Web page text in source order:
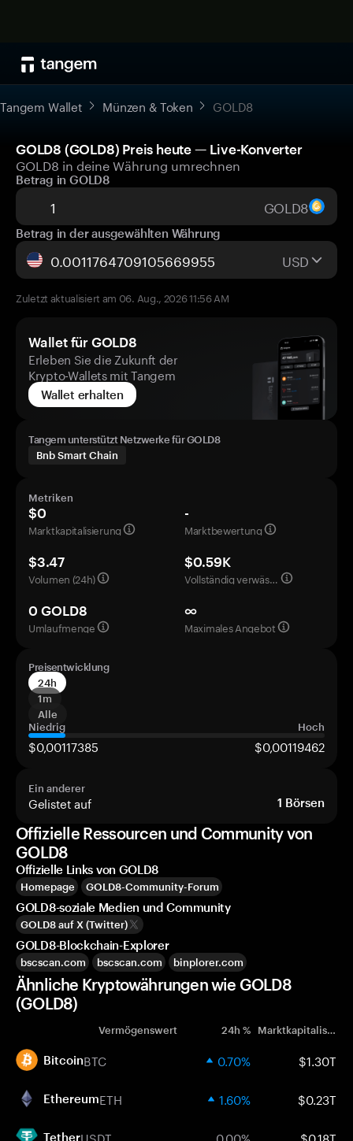
Tangem Wallet Münzen & Token GOLD8
GOLD8 (GOLD8) Preis heute — Live-Konverter
GOLD8 in deine Währung umrechnen
Betrag in GOLD8
GOLD8
Betrag in der ausgewählten Währung
USD
Zuletzt aktualisiert am 06. Aug., 2026 11:56 AM
Wallet für GOLD8
Erleben Sie die Zukunft der
Krypto-Wallets mit Tangem
Wallet erhalten
Tangem unterstützt Netzwerke für GOLD8
Bnb Smart Chain
Metriken
$0
Marktkapitalisierung
-
Marktbewertung
$3.47
Volumen (24h)
$0.59K
Vollständig verwässerte Bewertung
0 GOLD8
Umlaufmenge
∞
Maximales Angebot
Preisentwicklung
24h
1m
Alle
Niedrig
Hoch
$0,00117385 $0,00119462
Ein anderer
Gelistet auf 1 Börsen
Offizielle Ressourcen und Community von
GOLD8
Offizielle Links von GOLD8
Homepage GOLD8-Community-Forum
GOLD8-soziale Medien und Community
GOLD8 auf X (Twitter)
GOLD8-Blockchain-Explorer
bscscan.com bscscan.com binplorer.com
Ähnliche Kryptowährungen wie GOLD8
(GOLD8)
Vermögenswert 24h % Marktkapitalisierung
BitcoinBTC 0.70% $1.30T
EthereumETH 1.60% $0.23T
TetherUSDT 0.00% $0.18T